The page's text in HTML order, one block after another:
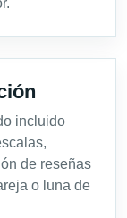
incluido
de reseñas
o luna de